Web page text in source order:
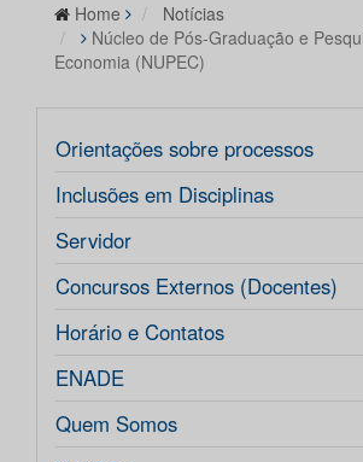
Home
Notícias
Núcleo de Pós-Graduação e
Economia (NUPEC)
Orientações sobre processos
Inclusões em Disciplinas
Servidor
Concursos Externos (Docentes)
Horário e Contatos
ENADE
Quem Somos